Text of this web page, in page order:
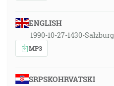
ENGLISH
1990-10-27-1430-Salzburg
MP3
SRPSKOHRVATSKI